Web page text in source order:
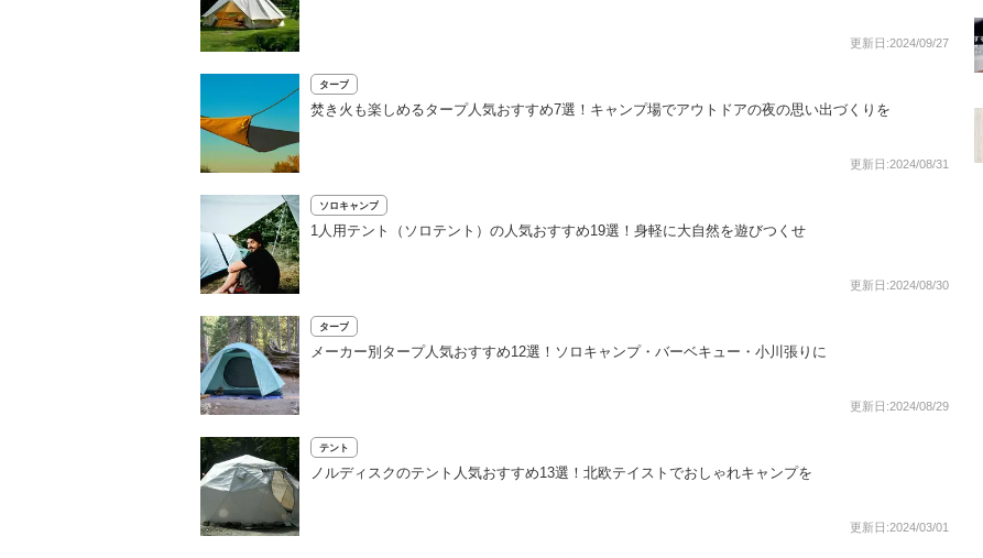
更新日:2024/09/27
タープ
焚き火も楽しめるタープ人気おすすめ7選！キャンプ場でアウトドアの夜の思い出づくりを
更新日:2024/08/31
ソロキャンプ
1人用テント（ソロテント）の人気おすすめ19選！身軽に大自然を遊びつくせ
更新日:2024/08/30
タープ
メーカー別タープ人気おすすめ12選！ソロキャンプ・バーベキュー・小川張りに
更新日:2024/08/29
テント
ノルディスクのテント人気おすすめ13選！北欧テイストでおしゃれキャンプを
更新日:2024/03/01